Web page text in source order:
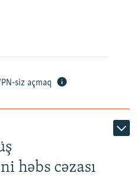
siz açmaq
həbs cəzası